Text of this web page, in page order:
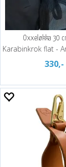
Oxxeløkka 30
Karabinkrok flat -
330,-